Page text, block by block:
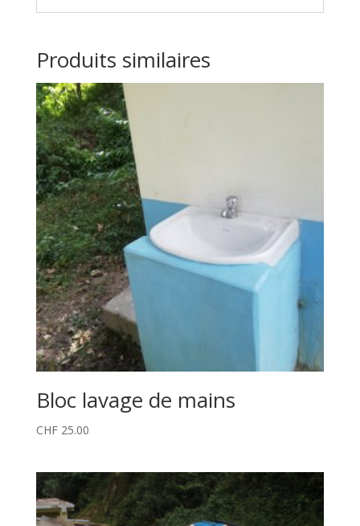
Produits similaires
Bloc lavage de mains
CHF25.00